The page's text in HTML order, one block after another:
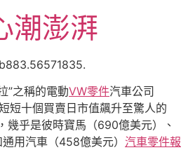
潮澎湃
”之稱的電動VW零件汽車公司
短十個買賣日市值飆升至驚人的
，幾乎是彼時寶馬（690億美元）、
用汽車（458億美元） 汽車零件報